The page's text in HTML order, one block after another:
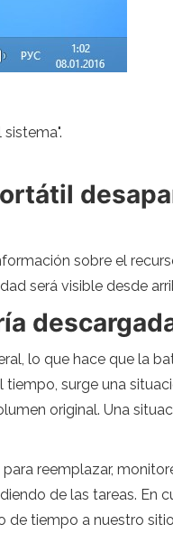
sobre el
será visible desde
lo que hace que la
surge una
original. Una
reemplazar,
de las tareas. En
tiempo a nuestro